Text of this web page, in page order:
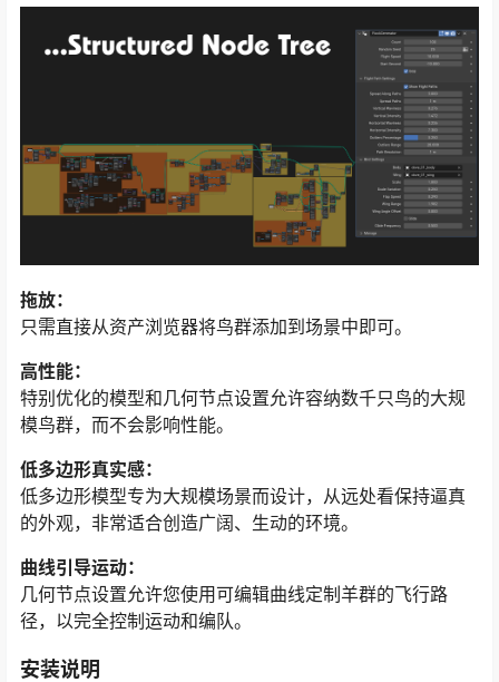
拖放：
只需直接从资产浏览器将鸟群添加到场景中即可。
高性能：
特别优化的模型和几何节点设置允许容纳数千只鸟的大规
模鸟群，而不会影响性能。
低多边形真实感：
低多边形模型专为大规模场景而设计，从远处看保持逼真
的外观，非常适合创造广阔、生动的环境。
曲线引导运动：
几何节点设置允许您使用可编辑曲线定制羊群的飞行路
径，以完全控制运动和编队。
安装说明